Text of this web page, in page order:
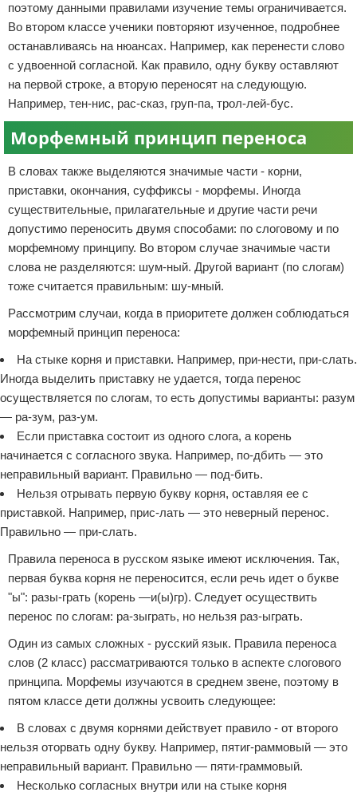
поэтому данными правилами изучение темы ограничивается.
Во втором классе ученики повторяют изученное, подробнее
останавливаясь на нюансах. Например, как перенести слово
с удвоенной согласной. Как правило, одну букву оставляют
на первой строке, а вторую переносят на следующую.
Например, тен-нис, рас-сказ, груп-па, трол-лей-бус.
Морфемный принцип переноса
В словах также выделяются значимые части - корни,
приставки, окончания, суффиксы - морфемы. Иногда
существительные, прилагательные и другие части речи
допустимо переносить двумя способами: по слоговому и по
морфемному принципу. Во втором случае значимые части
слова не разделяются: шум-ный. Другой вариант (по слогам)
тоже считается правильным: шу-мный.
Рассмотрим случаи, когда в приоритете должен соблюдаться
морфемный принцип переноса:
На стыке корня и приставки. Например, при-нести, при-слать.
Иногда выделить приставку не удается, тогда перенос
осуществляется по слогам, то есть допустимы варианты: разум
— ра-зум, раз-ум.
Если приставка состоит из одного слога, а корень
начинается с согласного звука. Например, по-дбить — это
неправильный вариант. Правильно — под-бить.
Нельзя отрывать первую букву корня, оставляя ее с
приставкой. Например, прис-лать — это неверный перенос.
Правильно — при-слать.
Правила переноса в русском языке имеют исключения. Так,
первая буква корня не переносится, если речь идет о букве
"ы": разы-грать (корень —и(ы)гр). Следует осуществить
перенос по слогам: ра-зыграть, но нельзя раз-ыграть.
Один из самых сложных - русский язык. Правила переноса
слов (2 класс) рассматриваются только в аспекте слогового
принципа. Морфемы изучаются в среднем звене, поэтому в
пятом классе дети должны усвоить следующее:
В словах с двумя корнями действует правило - от второго
нельзя оторвать одну букву. Например, пятиг-раммовый — это
неправильный вариант. Правильно — пяти-граммовый.
Несколько согласных внутри или на стыке корня